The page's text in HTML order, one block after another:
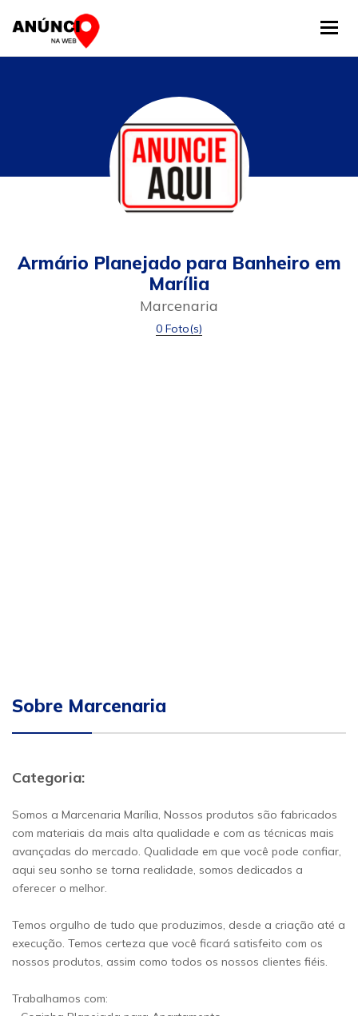
Armário Planejado para Banheiro em
Marília
Marcenaria
0 Foto(s)
Sobre Marcenaria
Categoria:
Somos a Marcenaria Marília, Nossos produtos são fabricados
com materiais da mais alta qualidade e com as técnicas mais
avançadas do mercado. Qualidade em que você pode confiar,
aqui seu sonho se torna realidade, somos dedicados a
oferecer o melhor.
Temos orgulho de tudo que produzimos, desde a criação até a
execução. Temos certeza que você ficará satisfeito com os
nossos produtos, assim como todos os nossos clientes fiéis.
Trabalhamos com: